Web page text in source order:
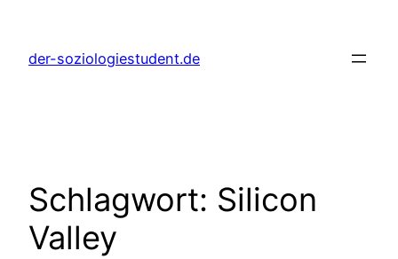
springen
der-soziologiestudent.de
Schlagwort: Silicon
Valley